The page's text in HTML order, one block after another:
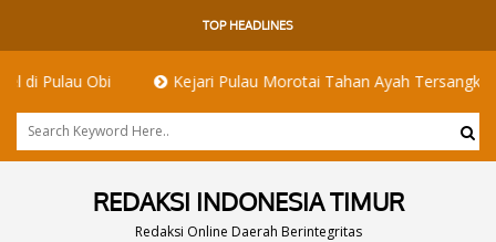
TOP HEADLINES
Obi Kejari Pulau Morotai Tahan Ayah Tersangka
REDAKSI INDONESIA TIMUR
Redaksi Online Daerah Berintegritas